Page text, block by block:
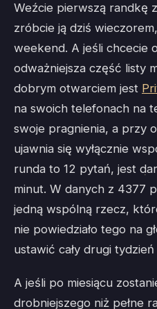
Weźcie pierwszą randkę
zróbcie ją dziś
weekend. A jeśli chcecie
odważniejsza część listy
dobrym otwarciem jest
na swoich telefonach na
swoje pragnienia, a przy
ujawnia się wyłącznie
runda to 12 pytań, jest
minut. W danych z 4377
jedną wspólną rzecz,
nie powiedziało tego na
ustawić cały drugi
A jeśli po miesiącu
drobniejszego niż pełne